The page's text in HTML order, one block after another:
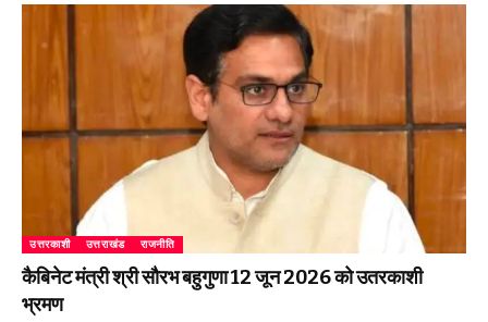
उत्तरकाशी उत्तराखंड राजनीति
कैबिनेट मंत्री श्री सौरभ बहुगुणा 12 जून 2026 को उतरकाशी
भ्रमण